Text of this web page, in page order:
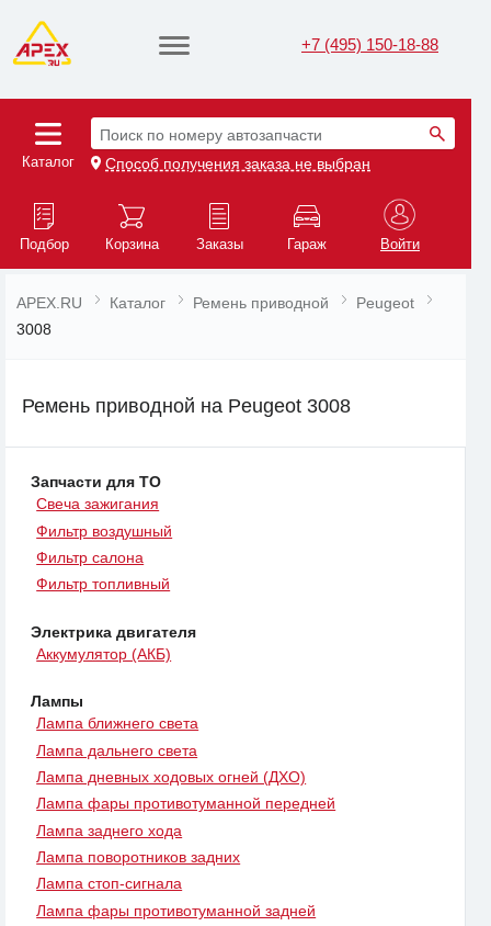
+7 (495) 150-18-88
Каталог
Поиск по номеру автозапчасти
Способ получения заказа не выбран
Подбор Корзина Заказы Гараж Войти
APEX.RU Каталог Ремень приводной
Peugeot
3008
Ремень приводной на Peugeot 3008
Запчасти для ТО
Свеча зажигания
Фильтр воздушный
Фильтр салона
Фильтр топливный
Электрика двигателя
Аккумулятор (АКБ)
Лампы
Лампа ближнего света
Лампа дальнего света
Лампа дневных ходовых огней (ДХО)
Лампа фары противотуманной передней
Лампа заднего хода
Лампа поворотников задних
Лампа стоп-сигнала
Лампа фары противотуманной задней